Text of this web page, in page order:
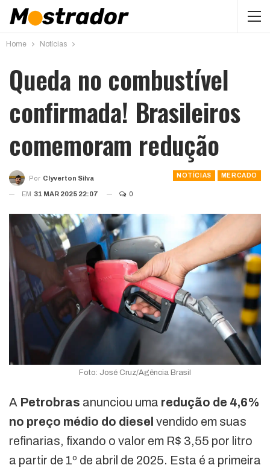
Home Notícias
Queda no combustível
confirmada! Brasileiros
comemoram redução
NOTÍCIAS MERCADO
Por Clyverton Silva
EM 31 MAR 2025 22:07 0
Foto: José Cruz/Agência Brasil
A Petrobras anunciou uma redução de 4,6%
no preço médio do diesel vendido em suas
refinarias, fixando o valor em R$ 3,55 por litro
a partir de 1º de abril de 2025. Esta é a primeira